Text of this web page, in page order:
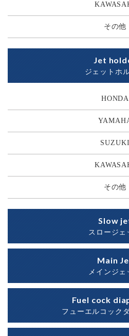
その他
Jet
ジェットホ
HONDA
SUZUKI
その他
Slow
スロージェ
Main
メインジェ
Fuel cock
フューエルコック